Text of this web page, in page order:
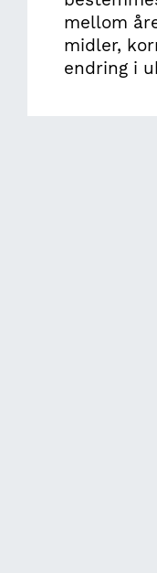
mellom
midler,
endring i